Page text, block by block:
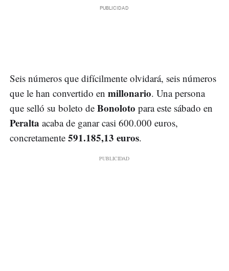
Seis números que difícilmente olvidará, seis números
que le han convertido en millonario. Una persona
que selló su boleto de Bonoloto para este sábado en
Peralta acaba de ganar casi 600.000 euros,
concretamente 591.185,13 euros.